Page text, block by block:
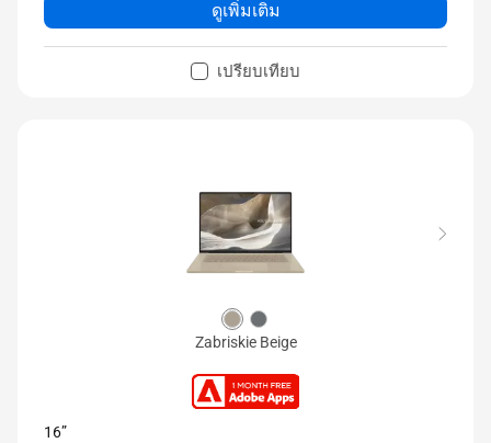
ดูเพิ่มเติม
เปรียบเทียบ
Zabriskie Beige
16”